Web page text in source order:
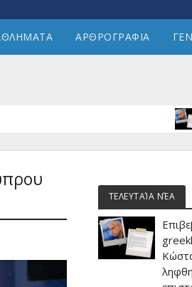
ΑΡΘΡΟΓΡΑΦΙΑ
ΤΕΛΕΥΤΑΊΑ ΝΈΑ